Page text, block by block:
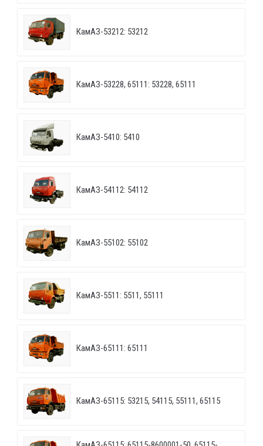
КамАЗ-53212: 53212
КамАЗ-53228, 65111: 53228, 65111
КамАЗ-5410: 5410
КамАЗ-54112: 54112
КамАЗ-55102: 55102
КамАЗ-5511: 5511, 55111
КамАЗ-65111: 65111
КамАЗ-65115: 53215, 54115, 55111, 65115